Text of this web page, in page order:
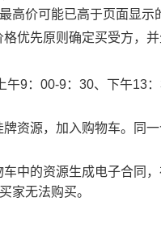
高价可能已高于页面显示
优先原则确定买受方，
午9：00-9：30、下午13
资源，加入购物车。同
中的资源生成电子合同
家无法购买。